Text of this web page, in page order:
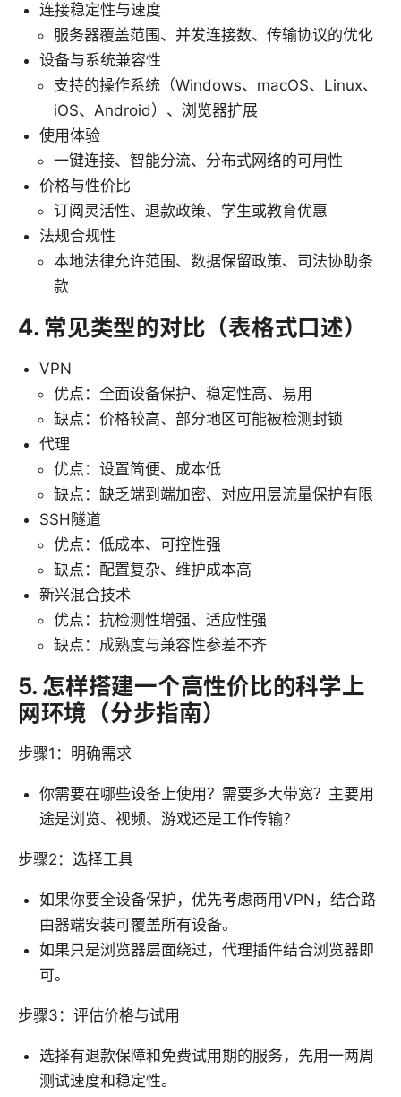
连接稳定性与速度
服务器覆盖范围、并发连接数、传输协议的优化
设备与系统兼容性
支持的操作系统（Windows、macOS、Linux、
iOS、Android）、浏览器扩展
使用体验
一键连接、智能分流、分布式网络的可用性
价格与性价比
订阅灵活性、退款政策、学生或教育优惠
法规合规性
本地法律允许范围、数据保留政策、司法协助条
款
4. 常见类型的对比（表格式口述）
VPN
优点：全面设备保护、稳定性高、易用
缺点：价格较高、部分地区可能被检测封锁
代理
优点：设置简便、成本低
缺点：缺乏端到端加密、对应用层流量保护有限
SSH隧道
优点：低成本、可控性强
缺点：配置复杂、维护成本高
新兴混合技术
优点：抗检测性增强、适应性强
缺点：成熟度与兼容性参差不齐
5. 怎样搭建一个高性价比的科学上
网环境（分步指南）
步骤1：明确需求
你需要在哪些设备上使用？需要多大带宽？主要用
途是浏览、视频、游戏还是工作传输？
步骤2：选择工具
如果你要全设备保护，优先考虑商用VPN，结合路
由器端安装可覆盖所有设备。
如果只是浏览器层面绕过，代理插件结合浏览器即
可。
步骤3：评估价格与试用
选择有退款保障和免费试用期的服务，先用一两周
测试速度和稳定性。